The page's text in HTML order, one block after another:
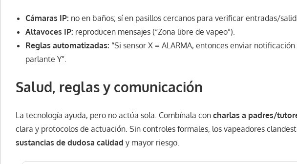
Cámaras IP: no en baños; sí en pasillos cercanos para verificar entradas/
Altavoces IP: reproducen mensajes (“Zona libre de vapeo”).
Reglas automatizadas: “Si sensor X = ALARMA, entonces enviar
parlante Y”.
Salud, reglas y comunicación
La tecnología ayuda, pero no actúa sola. Combínala con charlas a padres/
clara y protocolos de actuación. Sin controles formales, los vapeadores
sustancias de dudosa calidad y mayor riesgo.